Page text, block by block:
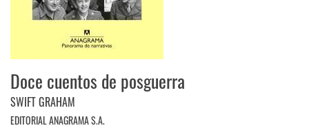
Doce cuentos de posguerra
SWIFT GRAHAM
EDITORIAL ANAGRAMA S.A.